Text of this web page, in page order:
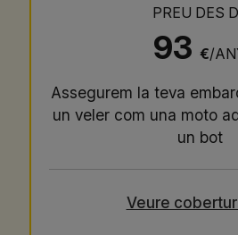
PREU DES
93 €/
Assegurem la teva
un veler com una moto
un bot
Veure